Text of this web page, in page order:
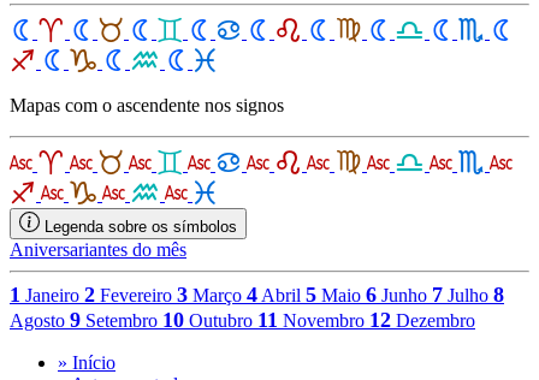
Mapas com o ascendente nos signos
Legenda sobre os símbolos
Aniversariantes do mês
1 Janeiro 2 Fevereiro 3 Março 4 Abril 5 Maio 6 Junho 7 Julho 8
Agosto 9 Setembro 10 Outubro 11 Novembro 12 Dezembro
» Início